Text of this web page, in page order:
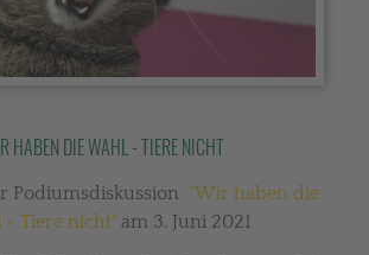
HABEN DIE WAHL - TIERE NICHT
Podiumsdiskussion "Wir haben die
- Tiere nicht" am 3. Juni 2021